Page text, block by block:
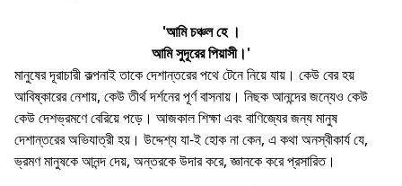
'আমি চঞ্চল হে ।
আমি সুদূরের পিয়াসী।'
মানুষের দূরাচারী কল্পনাই তাকে দেশান্তরের পথে টেনে নিয়ে যায়। কেউ বের হয়
আবিষ্কারের নেশায়, কেউ তীর্থ দর্শনের পূর্ণ বাসনায়। নিছক আনন্দের জন্যেও কেউ
কেউ দেশভ্রমণে বেরিয়ে পড়ে। আজকাল শিক্ষা এবং বাণিজ্যের জন্য মানুষ
দেশান্তরের অভিযাত্রী হয়। উদ্দেশ্য যা-ই হােক না কেন, এ কথা অনস্বীকার্য যে,
ভ্রমণ মানুষকে আনন্দ দেয়, অন্তরকে উদার করে, জ্ঞানকে করে প্রসারিত।